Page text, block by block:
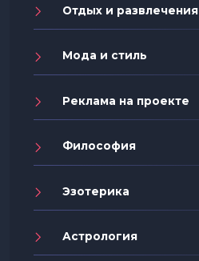
Отдых и развлечения
Мода и стиль
Реклама на проекте
Философия
Эзотерика
Астрология